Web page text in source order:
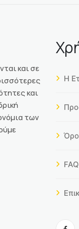
και σε
και
των
Η